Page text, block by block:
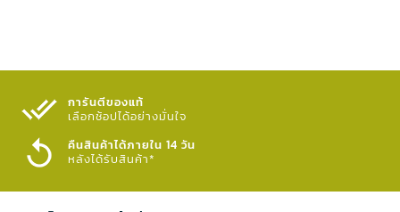
การันตีของแท้
เลือกช้อปได้อย่างมั่นใจ​
คืนสินค้าได้ภายใน 14 วัน
หลังได้รับสินค้า*